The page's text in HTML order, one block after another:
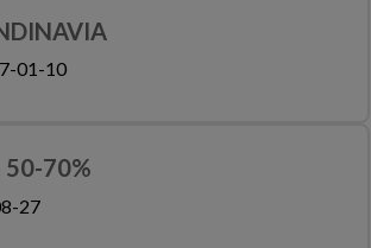
01-10
50-70%
27